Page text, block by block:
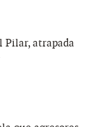
Pilar, atrapada